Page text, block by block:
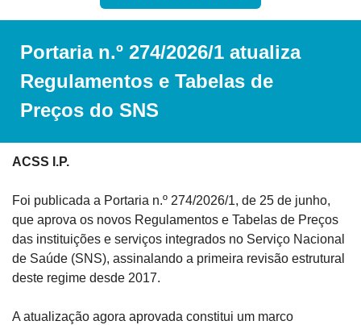
Portaria n.º 274/2026/1 atualiza
Regulamentos e Tabelas de
Preços do SNS
ACSS I.P.
Foi publicada a Portaria n.º 274/2026/1, de 25 de junho,
que aprova os novos Regulamentos e Tabelas de Preços
das instituições e serviços integrados no Serviço Nacional
de Saúde (SNS), assinalando a primeira revisão estrutural
deste regime desde 2017.
A atualização agora aprovada constitui um marco